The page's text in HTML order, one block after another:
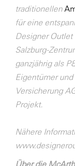
traditionellen
für eine
Designer
Salzburg-
ganzjährig als
Eigentümer
Versicherung
Projekt.
Nähere
Über die